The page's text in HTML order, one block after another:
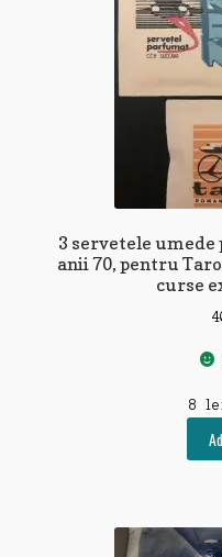
3 servetele
anii 70, pentru
curse
8